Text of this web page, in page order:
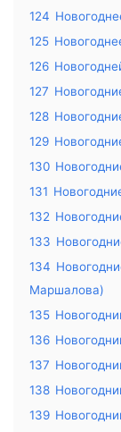
124
125
126
127
128
129
130
131
132
133
134
Маршалова)
135
136
137
138
139